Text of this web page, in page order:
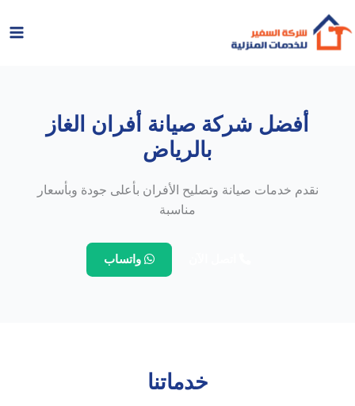
إلى
أفضل شركة صيانة أفران الغاز
بالرياض
نقدم خدمات صيانة وتصليح الأفران بأعلى جودة وبأسعار
مناسبة
واتساب
خدماتنا